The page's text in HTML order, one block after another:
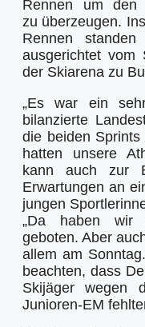
Rennen um den
zu überzeugen.
Rennen
ausgerichtet vom
der Skiarena zu
„Es war ein sehr
bilanzierte
die beiden Sprints
hatten unsere
kann auch zur
Erwartungen an
jungen
„Da haben wir
geboten. Aber
allem am
beachten, dass
Skijäger wegen
Junioren-EM